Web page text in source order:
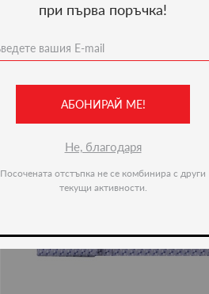
при първа поръчка!
АБОНИРАЙ МЕ!
Не, благодаря
Посочената отстъпка не се комбинира с други
текущи активности.